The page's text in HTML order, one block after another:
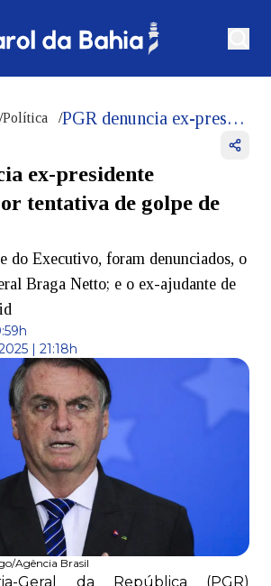
/Política / PGR denuncia ex-presidente Bolsonaro por tentativa de golpe de Estado
ex-presidente
tentativa de golpe de
do Executivo, foram denunciados, o
Braga Netto; e o ex-ajudante de
| 21:18h
Agência Brasil
Geral da República (PGR)